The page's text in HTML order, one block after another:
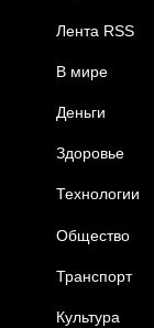
Лента RSS
В мире
Деньги
Здоровье
Технологии
Общество
Транспорт
Культура